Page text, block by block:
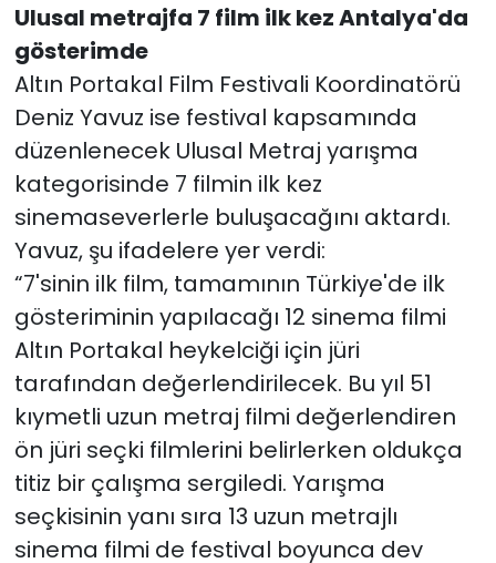
Ulusal metrajfa 7 film ilk kez Antalya'da
gösterimde
Altın Portakal Film Festivali Koordinatörü
Deniz Yavuz ise festival kapsamında
düzenlenecek Ulusal Metraj yarışma
kategorisinde 7 filmin ilk kez
sinemaseverlerle buluşacağını aktardı.
Yavuz, şu ifadelere yer verdi:
“7'sinin ilk film, tamamının Türkiye'de ilk
gösteriminin yapılacağı 12 sinema filmi
Altın Portakal heykelciği için jüri
tarafından değerlendirilecek. Bu yıl 51
kıymetli uzun metraj filmi değerlendiren
ön jüri seçki filmlerini belirlerken oldukça
titiz bir çalışma sergiledi. Yarışma
seçkisinin yanı sıra 13 uzun metrajlı
sinema filmi de festival boyunca dev